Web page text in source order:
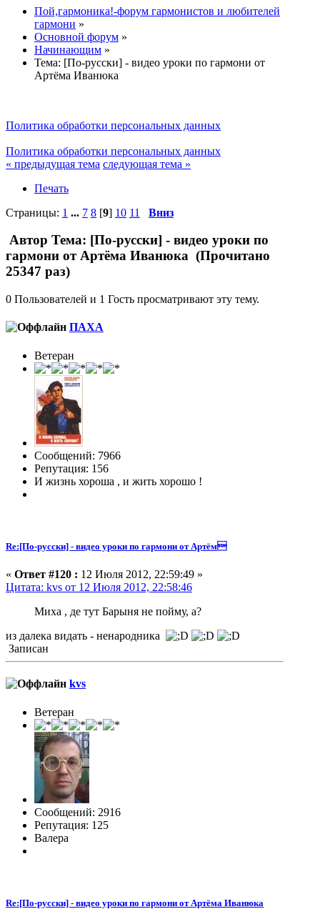
Пой,гармоника!-форум гармонистов и любителей
гармони »
Основной форум »
Начинающим »
Тема: [По-русски] - видео уроки по гармони от
Артёма Иванюка
Политика обработки персональных данных
Политика обработки персональных данных
« предыдущая тема следующая тема »
Печать
Страницы: 1 ... 7 8 [9] 10 11 Вниз
Автор Тема: [По-русски] - видео уроки по
гармони от Артёма Иванюка (Прочитано
25347 раз)
0 Пользователей и 1 Гость просматривают эту тему.
ПАХА
Ветеран
Сообщений: 7966
Репутация: 156
И жизнь хороша , и жить хорошо !
Re:[По-русски] - видео уроки по гармони от Артём
« Ответ #120 : 12 Июля 2012, 22:59:49 »
Цитата: kvs от 12 Июля 2012, 22:58:46
Миха , де тут Барыня не пойму, а?
из далека видать - ненародника
Записан
kvs
Ветеран
Сообщений: 2916
Репутация: 125
Валера
Re:[По-русски] - видео уроки по гармони от Артёма Иванюка